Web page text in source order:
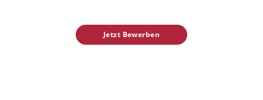
Jetzt Bewerben